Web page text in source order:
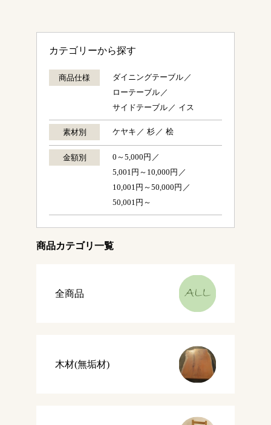
カテゴリーから探す
商品仕様
ダイニングテーブル
ローテーブル
サイドテーブル
イス
素材別 ケヤキ 杉 桧
金額別
0～5,000円
5,001円～10,000円
10,001円～50,000円
50,001円～
商品カテゴリ一覧
全商品
木材(無垢材)